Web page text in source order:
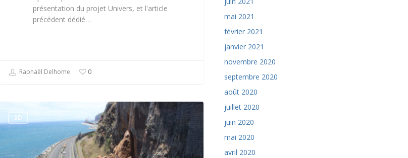
présentation du projet Univers, et l'article
précédent dédié…
Raphaël Delhome 0
3D
mai 2021
février 2021
janvier 2021
novembre 2020
septembre 2020
août 2020
juillet 2020
juin 2020
mai 2020
avril 2020